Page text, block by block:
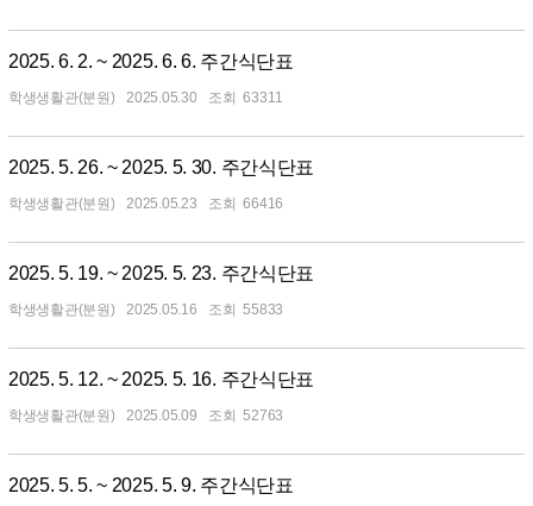
2025. 6. 2. ~ 2025. 6. 6. 주간식단표
학생생활관(분원) 2025.05.30 63311
2025. 5. 26. ~ 2025. 5. 30. 주간식단표
학생생활관(분원) 2025.05.23 66416
2025. 5. 19. ~ 2025. 5. 23. 주간식단표
학생생활관(분원) 2025.05.16 55833
2025. 5. 12. ~ 2025. 5. 16. 주간식단표
학생생활관(분원) 2025.05.09 52763
2025. 5. 5. ~ 2025. 5. 9. 주간식단표